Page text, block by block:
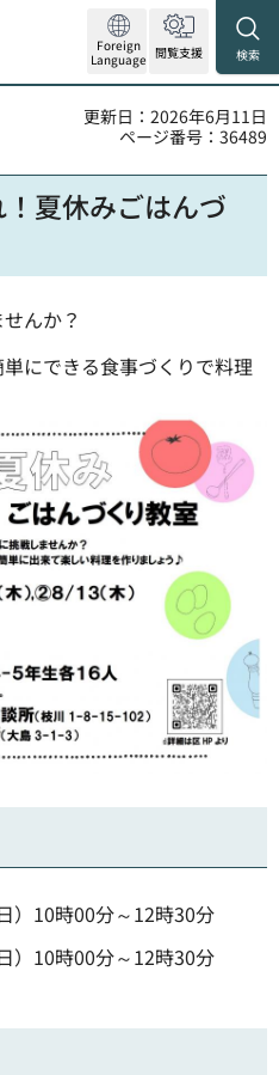
Foreign
Language 閲覧支援 検索
更新日：2026年6月11日
ページ番号：36489
夏休みごはんづ
んか？
にできる食事づくりで料理
）10時00分～12時30分
）10時00分～12時30分